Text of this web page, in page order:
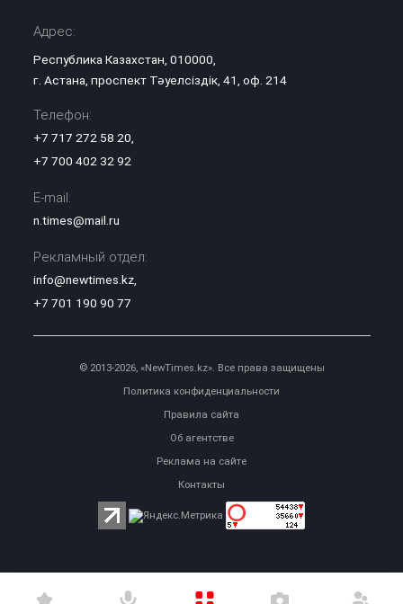
Адрес:
Республика Казахстан, 010000,
г. Астана, проспект Тәуелсіздік, 41, оф. 214
Телефон:
+7 717 272 58 20
+7 700 402 32 92
E-mail:
n.times@mail.ru
Рекламный отдел:
info@newtimes.kz,
+7 701 190 90 77
© 2013-2026, «NewTimes.kz». Все права защищены
Политика конфиденциальности
Правила сайта
Об агентстве
Реклама на сайте
Контакты